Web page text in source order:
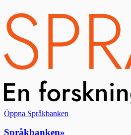
Öppna Språkbanken
Språkbanken»